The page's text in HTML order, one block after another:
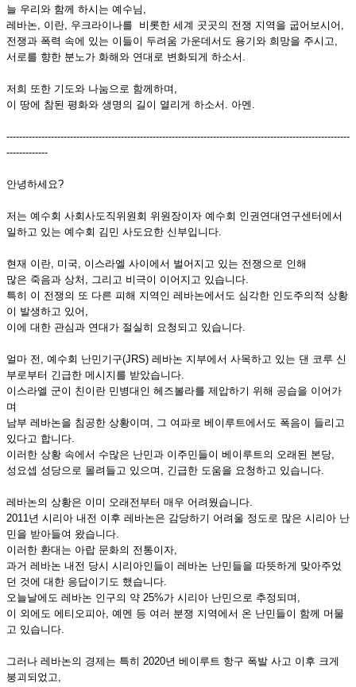
늘 우리와 함께 하시는 예수님,
레바논, 이란, 우크라이나를 비롯한 세계 곳곳의 전쟁 지역을 굽어보시어,
전쟁과 폭력 속에 있는 이들이 두려움 가운데서도 용기와 희망을 주시고,
서로를 향한 분노가 화해와 연대로 변화되게 하소서.
저희 또한 기도와 나눔으로 함께하며,
이 땅에 참된 평화와 생명의 길이 열리게 하소서. 아멘.
------------------------------------------------------------------------------------------------------------
-------------
안녕하세요?
저는 예수회 사회사도직위원회 위원장이자 예수회 인권연대연구센터에서
일하고 있는 예수회 김민 사도요한 신부입니다.
현재 이란, 미국, 이스라엘 사이에서 벌어지고 있는 전쟁으로 인해
많은 죽음과 상처, 그리고 비극이 이어지고 있습니다.
특히 이 전쟁의 또 다른 피해 지역인 레바논에서도 심각한 인도주의적 상황
이 발생하고 있어,
이에 대한 관심과 연대가 절실히 요청되고 있습니다.
얼마 전, 예수회 난민기구(JRS) 레바논 지부에서 사목하고 있는 댄 코루 신
부로부터 긴급한 메시지를 받았습니다.
이스라엘 군이 친이란 민병대인 헤즈볼라를 제압하기 위해 공습을 이어가
며
남부 레바논을 침공한 상황이며, 그 여파로 베이루트에서도 폭음이 들리고
있다고 합니다.
이러한 상황 속에서 수많은 난민과 이주민들이 베이루트의 오래된 본당,
성요셉 성당으로 몰려들고 있으며, 긴급한 도움을 요청하고 있습니다.
레바논의 상황은 이미 오래전부터 매우 어려웠습니다.
2011년 시리아 내전 이후 레바논은 감당하기 어려울 정도로 많은 시리아 난
민을 받아들여 왔습니다.
이러한 환대는 아랍 문화의 전통이자,
과거 레바논 내전 당시 시리아인들이 레바논 난민들을 따뜻하게 맞아주었
던 것에 대한 응답이기도 했습니다.
오늘날에도 레바논 인구의 약 25%가 시리아 난민으로 추정되며,
이 외에도 에티오피아, 예멘 등 여러 분쟁 지역에서 온 난민들이 함께 머물
고 있습니다.
그러나 레바논의 경제는 특히 2020년 베이루트 항구 폭발 사고 이후 크게
붕괴되었고,